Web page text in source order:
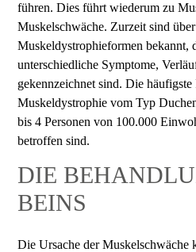
führen. Dies führt wiederum zu
Muskelschwäche. Zurzeit sind
Muskeldystrophieformen bekannt,
unterschiedliche Symptome,
gekennzeichnet sind. Die
Muskeldystrophie vom Typ
bis 4 Personen von 100.000
betroffen sind.
DIE
BEINS
Die Ursache der Muskelschwäche